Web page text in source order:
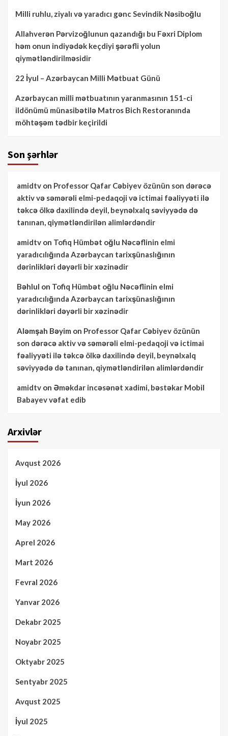
Milli ruhlu, ziyalı və yaradıcı gənc Sevindik Nəsiboğlu
Allahverən Pərvizoğlunun qazandığı bu Fəxri Diplom
həm onun indiyədək keçdiyi şərəfli yolun
qiymətləndirilməsidir
22 İyul – Azərbaycan Milli Mətbuat Günü
Azərbaycan milli mətbuatının yaranmasının 151-ci
ildönümü münasibətilə Matros Bich Restoranında
möhtəşəm tədbir keçirildi
Son şərhlər
amidtv on Professor Qafar Cəbiyev özünün son dərəcə
aktiv və səmərəli elmi-pedaqoji və ictimai fəaliyyəti ilə
təkcə ölkə daxilində deyil, beynəlxalq səviyyədə də
tanınan, qiymətləndirilən alimlərdəndir
amidtv on Tofiq Hümbət oğlu Nəcəflinin elmi
yaradıcılığında Azərbaycan tarixşünaslığının
dərinlikləri dəyərli bir xəzinədir
Bəhlul on Tofiq Hümbət oğlu Nəcəflinin elmi
yaradıcılığında Azərbaycan tarixşünaslığının
dərinlikləri dəyərli bir xəzinədir
Aləmşah Bəyim on Professor Qafar Cəbiyev özünün
son dərəcə aktiv və səmərəli elmi-pedaqoji və ictimai
fəaliyyəti ilə təkcə ölkə daxilində deyil, beynəlxalq
səviyyədə də tanınan, qiymətləndirilən alimlərdəndir
amidtv on Əməkdar incəsənət xadimi, bəstəkar Mobil
Babayev vəfat edib
Arxivlər
Avqust 2026
İyul 2026
İyun 2026
May 2026
Aprel 2026
Mart 2026
Fevral 2026
Yanvar 2026
Dekabr 2025
Noyabr 2025
Oktyabr 2025
Sentyabr 2025
Avqust 2025
İyul 2025